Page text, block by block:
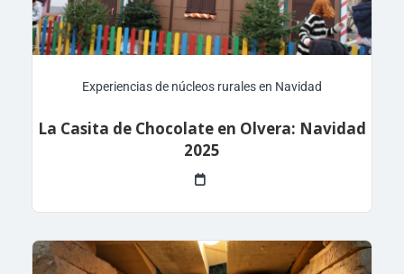
Experiencias de núcleos rurales en Navidad
La Casita de Chocolate en Olvera: Navidad
2025